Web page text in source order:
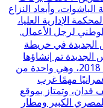
وأبعاد النزاع
الإدارية العليا،
لرجل الأعمال.
في خريطة
تم إنشاؤها
بقرار مجلس الوزراء رقم 361 لسنة 2018، وهي واحدة من
مهمًا غرب
المدينة تقارب 60 ألف فدان، وتمتاز بموقع
الكبير ومطار